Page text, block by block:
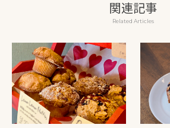
関連記事
Related Articles